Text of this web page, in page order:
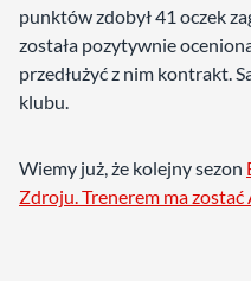
punktów zdobył 41 oczek
została pozytywnie
przedłużyć z nim kontrakt.
klubu.
Wiemy już, że kolejny sezon
Zdroju. Trenerem ma